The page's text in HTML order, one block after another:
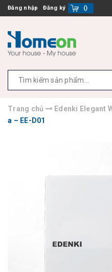
Đăng nhập Đăng ký ()
Trang chủ Edenki Elegant
a – EE-D01